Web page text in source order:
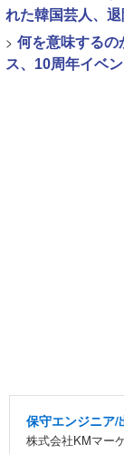
れた韓国芸人、
> 何を意味する
ス、10周年イベ
保守エンジニア/
株式会社KMマー